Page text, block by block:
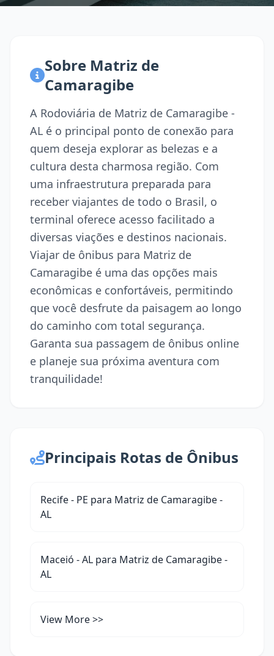
Sobre Matriz de
Camaragibe
A Rodoviária de Matriz de Camaragibe -
AL é o principal ponto de conexão para
quem deseja explorar as belezas e a
cultura desta charmosa região. Com
uma infraestrutura preparada para
receber viajantes de todo o Brasil, o
terminal oferece acesso facilitado a
diversas viações e destinos nacionais.
Viajar de ônibus para Matriz de
Camaragibe é uma das opções mais
econômicas e confortáveis, permitindo
que você desfrute da paisagem ao longo
do caminho com total segurança.
Garanta sua passagem de ônibus online
e planeje sua próxima aventura com
tranquilidade!
Principais Rotas de Ônibus
Recife - PE para Matriz de Camaragibe -
AL
Maceió - AL para Matriz de Camaragibe -
AL
View More >>